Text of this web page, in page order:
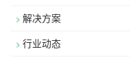
解决方案
行业动态